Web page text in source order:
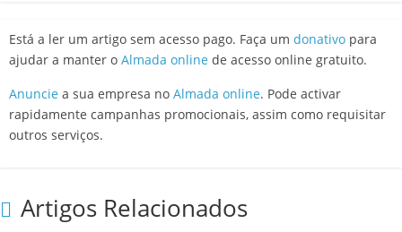
Está a ler um artigo sem acesso pago. Faça um donativo para
ajudar a manter o Almada online de acesso online gratuito.
Anuncie a sua empresa no Almada online. Pode activar
rapidamente campanhas promocionais, assim como requisitar
outros serviços.
Artigos Relacionados